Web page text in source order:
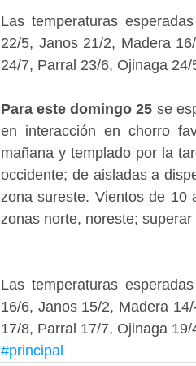
Las temperaturas
22/5, Janos 21/2, Madera
24/7, Parral 23/6, Ojinaga
Para este domingo 25 se
en interacción en chorro
mañana y templado por la
occidente; de aisladas a
zona sureste. Vientos de 10
zonas norte, noreste;
Las temperaturas
16/6, Janos 15/2, Madera
17/8, Parral 17/7, Ojinaga
#principal